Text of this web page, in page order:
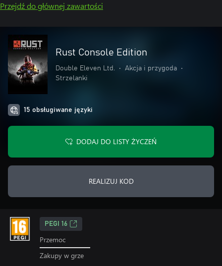
Przejdź do głównej zawartości
Rust Console Edition
Double Eleven Ltd. • Akcja i przygoda
•
Strzelanki
15 obsługiwane języki
DODAJ DO LISTY ŻYCZEŃ
REALIZUJ KOD
PEGI 16
Przemoc
Zakupy w grze